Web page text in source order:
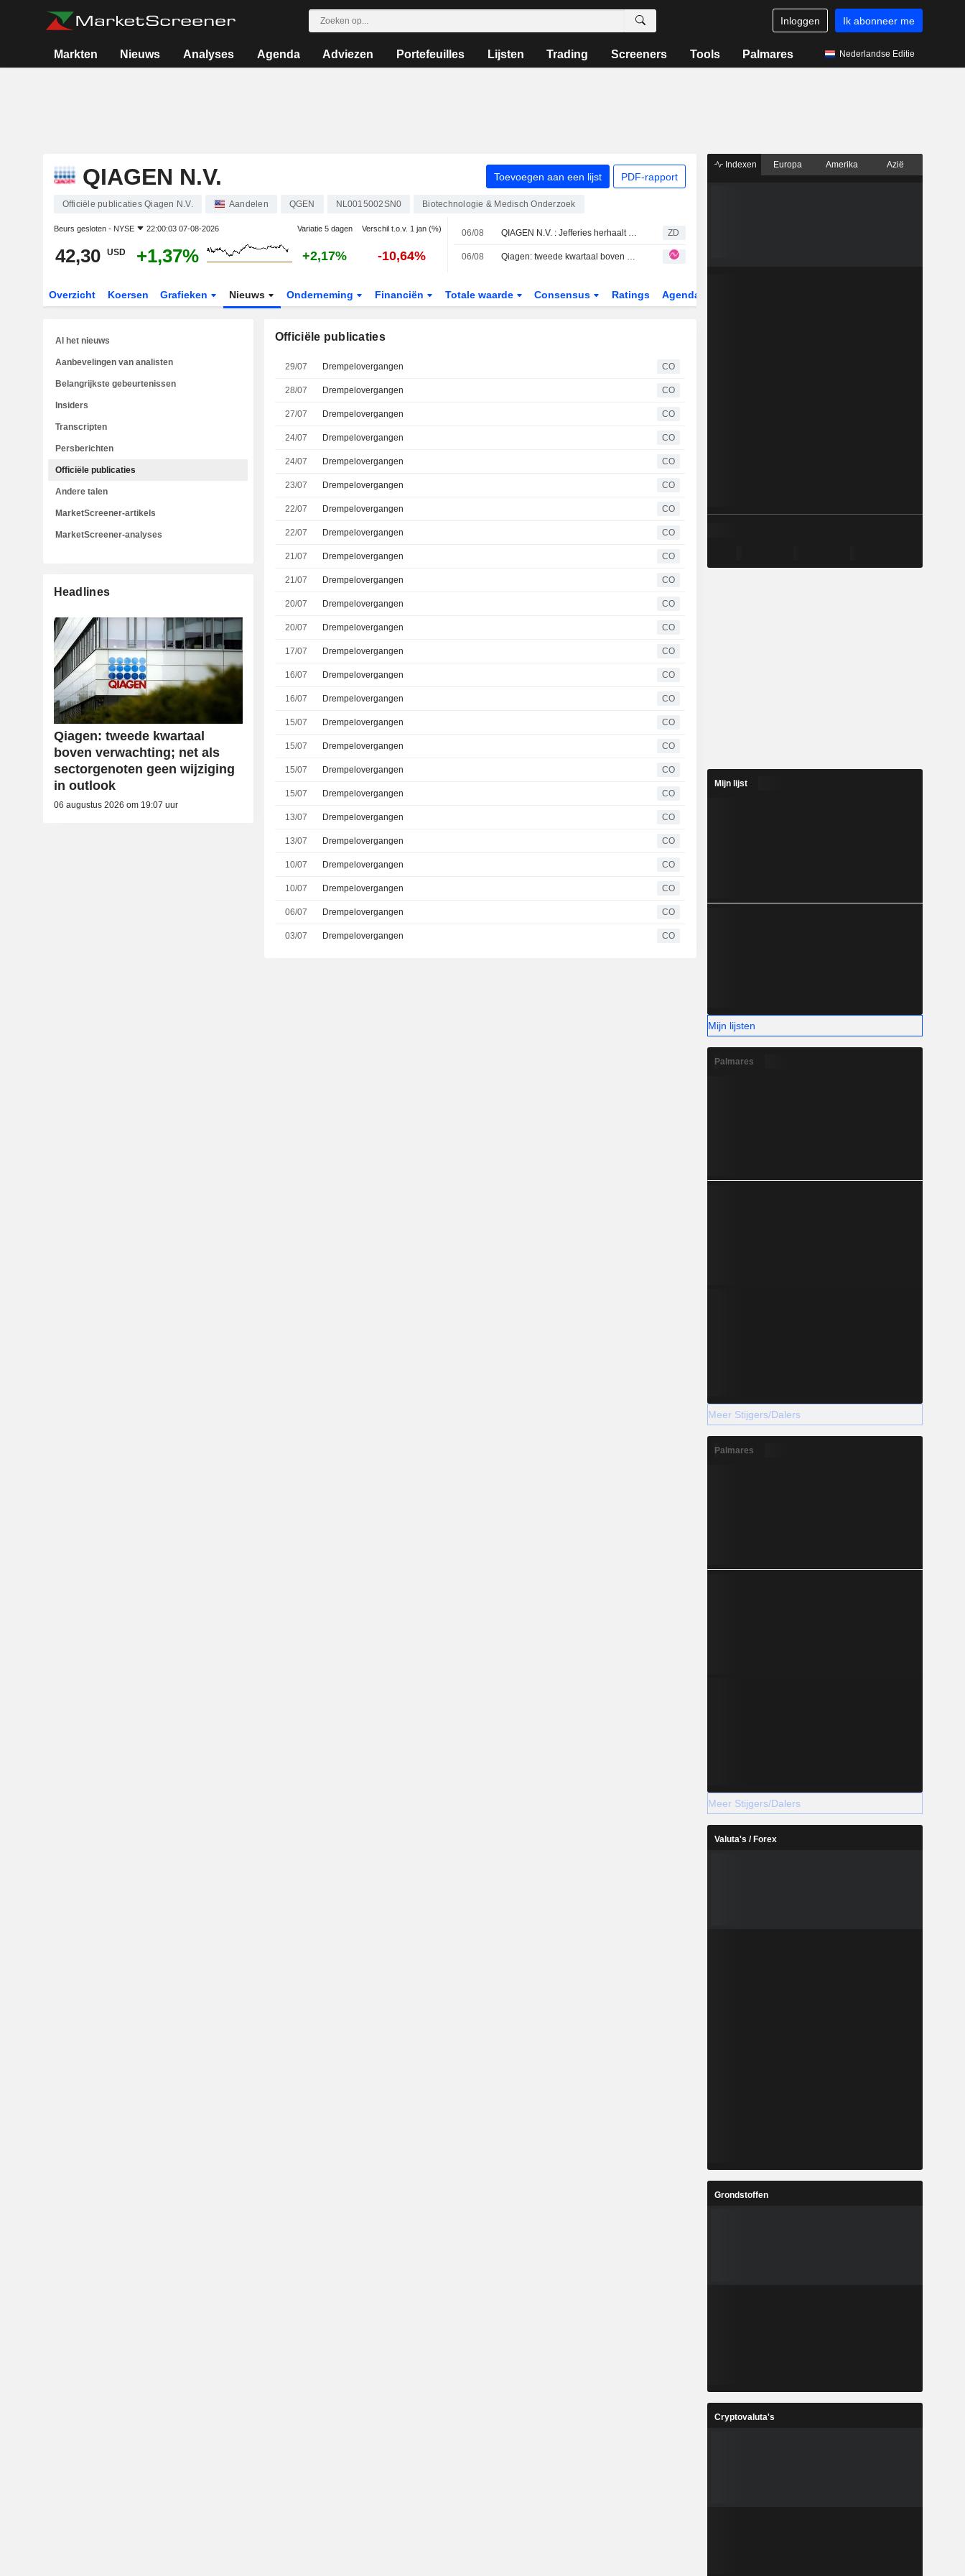
Inloggen Ik abonneer me
Markten Nieuws Analyses Agenda Adviezen Portefeuilles Lijsten Trading Screeners Tools Palmares Nederlandse Editie
QIAGEN N.V. Toevoegen aan een lijst PDF-rapport
Officiële publicaties Qiagen N.V. Aandelen QGEN NL0015002SN0 Biotechnologie & Medisch Onderzoek
Beurs gesloten - NYSE 22:00:03 07-08-2026 Variatie 5 dagen Verschil t.o.v. 1 jan (%)
42,30 USD +1,37% +2,17% -10,64%
06/08 QIAGEN N.V. : Jefferies herhaalt koopadvies ZD
06/08 Qiagen: tweede kwartaal boven verwachting; net als sectorgenoten geen wijziging in outlook
Overzicht Koersen Grafieken Nieuws Onderneming Financiën Totale waarde Consensus Ratings Agenda
Officiële publicaties
29/07 Drempelovergangen CO
28/07 Drempelovergangen CO
27/07 Drempelovergangen CO
24/07 Drempelovergangen CO
24/07 Drempelovergangen CO
23/07 Drempelovergangen CO
22/07 Drempelovergangen CO
22/07 Drempelovergangen CO
21/07 Drempelovergangen CO
21/07 Drempelovergangen CO
20/07 Drempelovergangen CO
20/07 Drempelovergangen CO
17/07 Drempelovergangen CO
16/07 Drempelovergangen CO
16/07 Drempelovergangen CO
15/07 Drempelovergangen CO
15/07 Drempelovergangen CO
15/07 Drempelovergangen CO
15/07 Drempelovergangen CO
13/07 Drempelovergangen CO
13/07 Drempelovergangen CO
10/07 Drempelovergangen CO
10/07 Drempelovergangen CO
06/07 Drempelovergangen CO
03/07 Drempelovergangen CO
Al het nieuws
Aanbevelingen van analisten
Belangrijkste gebeurtenissen
Insiders
Transcripten
Persberichten
Officiële publicaties
Andere talen
MarketScreener-artikels
MarketScreener-analyses
Headlines
Qiagen: tweede kwartaal
boven verwachting; net als
sectorgenoten geen wijziging
in outlook
06 augustus 2026 om 19:07 uur
Indexen Europa Amerika Azië
Mijn lijst
Mijn lijsten
Palmares
Meer Stijgers/Dalers
Palmares
Meer Stijgers/Dalers
Valuta's / Forex
Grondstoffen
Cryptovaluta's